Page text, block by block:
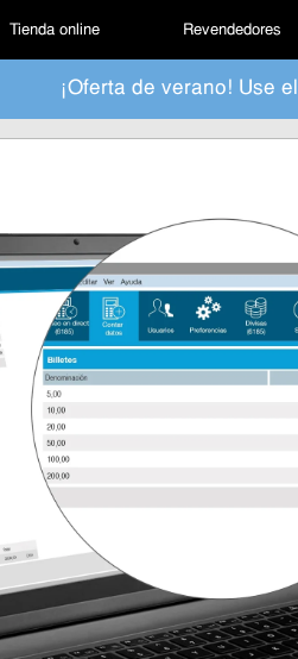
Tienda online Revendedores
¡Oferta de verano! Use